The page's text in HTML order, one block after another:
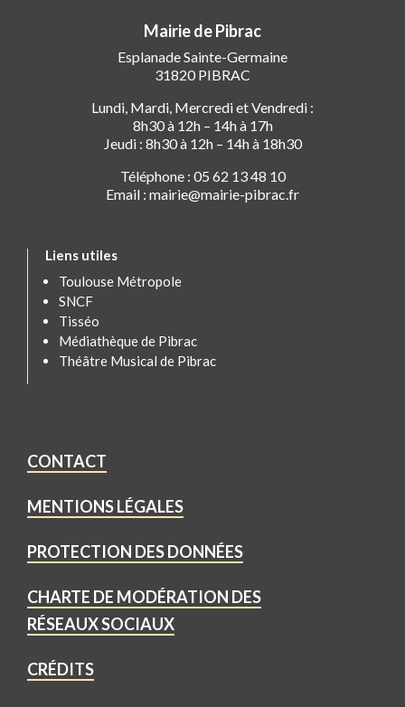
Mairie de Pibrac
Esplanade Sainte-Germaine
31820 PIBRAC
Lundi, Mardi, Mercredi et Vendredi :
8h30 à 12h – 14h à 17h
Jeudi : 8h30 à 12h – 14h à 18h30
Téléphone : 05 62 13 48 10
Email : mairie@mairie-pibrac.fr
Liens utiles
Toulouse Métropole
SNCF
Tisséo
Médiathèque de Pibrac
Théâtre Musical de Pibrac
CONTACT
MENTIONS LÉGALES
PROTECTION DES DONNÉES
CHARTE DE MODÉRATION DES
RÉSEAUX SOCIAUX
CRÉDITS